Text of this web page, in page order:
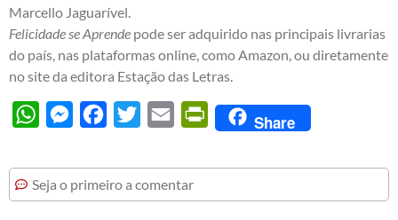
Marcello Jaguarível.
Felicidade se Aprende pode ser adquirido nas principais livrarias
do país, nas plataformas online, como Amazon, ou diretamente
no site da editora Estação das Letras.
WhatsAppMessengerFacebook
Twitter Email PrintFriendly
Share
Seja o primeiro a comentar